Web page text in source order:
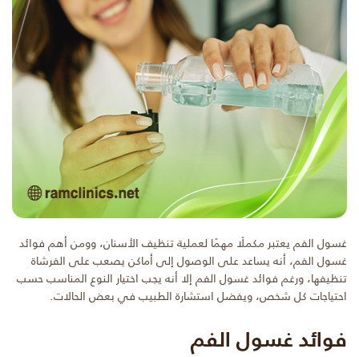
غسول الفم يعتبر مكملًا مهمًا لعملية تنظيف الأسنان، وومن أهم فوائد
غسول الفم، أنه يساعد على الوصول إلى أماكن يصعب على الفرشاة
تنظيفها، ورغم فوائد غسول الفم إلا أنه يجب اختيار النوع المناسب حسب
احتياجات كل شخص، ويفضل استشارة الطبيب في بعض الحالات.
فوائد غسول الفم